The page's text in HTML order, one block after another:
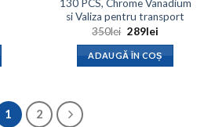
130 PCS, Chrome Vanadium
si Valiza pentru transport
350lei Prețul
a
fost:
350lei.
289leiPrețul
este:
289lei.
ADAUGĂ ÎN COȘ
1 2